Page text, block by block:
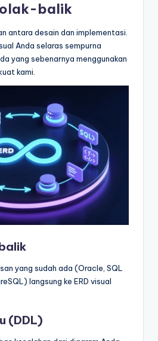
balik
antara desain dan implementasi.
Anda selaras sempurna
yang sebenarnya menggunakan
kami.
yang sudah ada (Oracle, SQL
langsung ke ERD visual
(DDL)